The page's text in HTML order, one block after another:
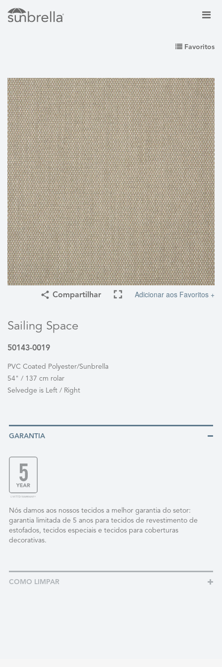
Favoritos
Compartilhar Adicionar aos Favoritos +
Sailing Space
50143-0019
PVC Coated Polyester/Sunbrella
54" / 137 cm rolar
Selvedge is Left / Right
GARANTIA
Nós damos aos nossos tecidos a melhor garantia do setor:
garantia limitada de 5 anos para tecidos de revestimento de
estofados, tecidos especiais e tecidos para coberturas
decorativas.
COMO LIMPAR